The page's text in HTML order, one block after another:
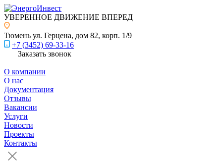
УВЕРЕННОЕ ДВИЖЕНИЕ ВПЕРЕД
Тюмень ул. Герцена, дом 82, корп. 1/9
+7 (3452) 69-33-16
Заказать звонок
О компании
О нас
Документация
Отзывы
Вакансии
Услуги
Новости
Проекты
Контакты